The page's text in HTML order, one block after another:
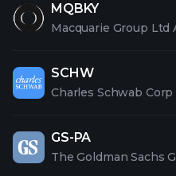
MQBKY
Macquarie Group Ltd
SCHW
Charles Schwab Corp
GS-PA
The Goldman Sachs